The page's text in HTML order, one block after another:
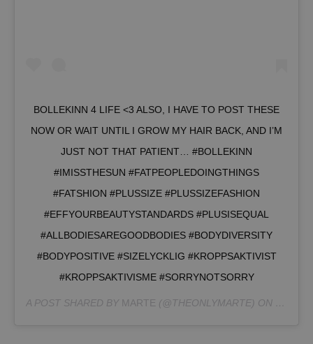
BOLLEKINN 4 LIFE <3 ALSO, I HAVE TO POST THESE
NOW OR WAIT UNTIL I GROW MY HAIR BACK, AND I’M
JUST NOT THAT PATIENT… #BOLLEKINN
#IMISSTHESUN #FATPEOPLEDOINGTHINGS
#FATSHION #PLUSSIZE #PLUSSIZEFASHION
#EFFYOURBEAUTYSTANDARDS #PLUSISEQUAL
#ALLBODIESAREGOODBODIES #BODYDIVERSITY
#BODYPOSITIVE #SIZELYCKLIG #KROPPSAKTIVIST
#KROPPSAKTIVISME #SORRYNOTSORRY
A POST SHARED BY MARTE (@THEONLYMARTE) ON